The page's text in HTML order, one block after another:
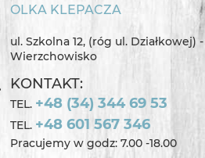
OLKA KLEPACZA
ul. Szkolna 12, (róg ul. Działkowej) -
Wierzchowisko
KONTAKT:
TEL. +48 (34) 344 69 53
TEL. +48 601 567 346
Pracujemy w godz: 7.00 -18.00